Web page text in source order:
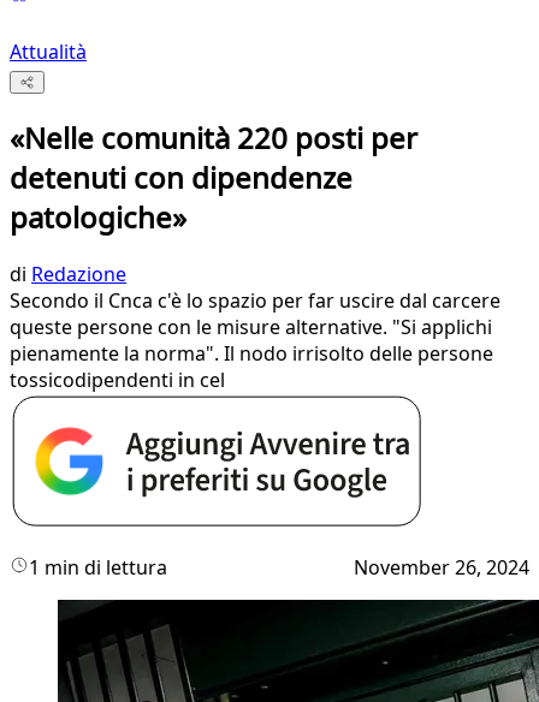
Attualità
«Nelle comunità 220 posti per
detenuti con dipendenze
patologiche»
di Redazione
Secondo il Cnca c'è lo spazio per far uscire dal carcere
queste persone con le misure alternative. "Si applichi
pienamente la norma". Il nodo irrisolto delle persone
tossicodipendenti in cel
1 min di lettura November 26, 2024